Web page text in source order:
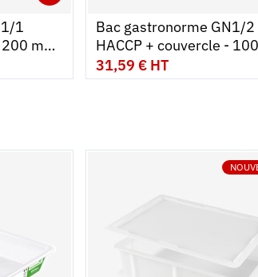
1
mm
Bac gastronorme GN1/2
HACCP + couvercle -
- 6 L - Lot de 2
31,59 € HT